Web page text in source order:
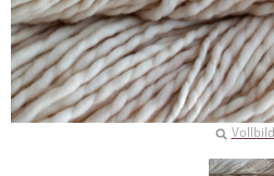
Vollbild